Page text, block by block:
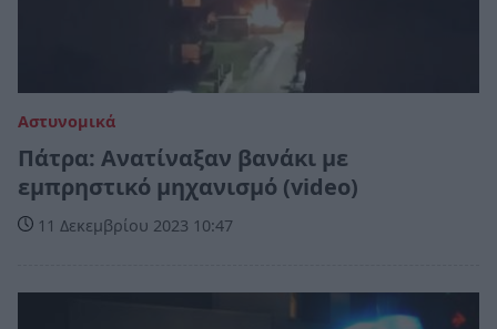
Αστυνομικά
Πάτρα: Ανατίναξαν βανάκι με
εμπρηστικό μηχανισμό (video)
11 Δεκεμβρίου 2023 10:47